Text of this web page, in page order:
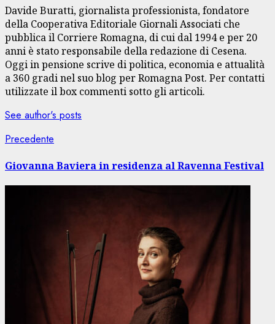
Davide Buratti, giornalista professionista, fondatore
della Cooperativa Editoriale Giornali Associati che
pubblica il Corriere Romagna, di cui dal 1994 e per 20
anni è stato responsabile della redazione di Cesena.
Oggi in pensione scrive di politica, economia e attualità
a 360 gradi nel suo blog per Romagna Post. Per contatti
utilizzate il box commenti sotto gli articoli.
See author's posts
Navigazione
articolo
Precedente
Giovanna Baviera in residenza al Ravenna Festival